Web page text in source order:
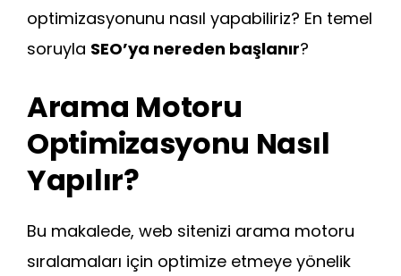
optimizasyonunu nasıl yapabiliriz? En temel
soruyla SEO’ya nereden başlanır?
Arama Motoru
Optimizasyonu Nasıl
Yapılır?
Bu makalede, web sitenizi arama motoru
sıralamaları için optimize etmeye yönelik